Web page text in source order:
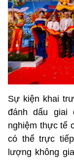
Sự kiện khai
đánh dấu giai
nghiệm thực tế
có thể trực
lượng không